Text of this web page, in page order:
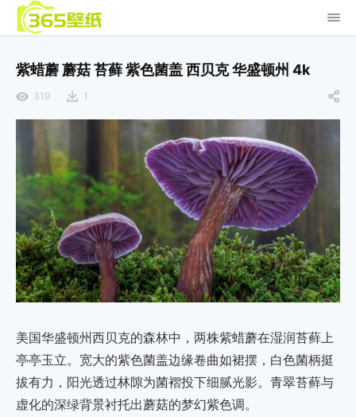
紫蜡蘑 蘑菇 苔藓 紫色菌盖 西贝克 华盛顿州 4k
319 1
美国华盛顿州西贝克的森林中，两株紫蜡蘑在湿润苔藓上
亭亭玉立。宽大的紫色菌盖边缘卷曲如裙摆，白色菌柄挺
拔有力，阳光透过林隙为菌褶投下细腻光影。青翠苔藓与
虚化的深绿背景衬托出蘑菇的梦幻紫色调。